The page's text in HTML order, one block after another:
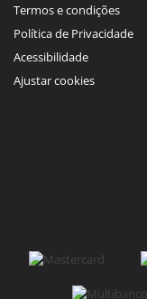
Termos e condições
Política de Privacidade
Acessibilidade
Ajustar cookies